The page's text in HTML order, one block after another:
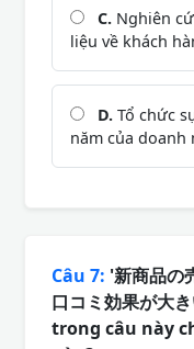
C. Nghiên
liệu về khách
D. Tổ chức
năm của doanh
Câu 7: '新商品の
口コミ効果が大
trong câu này